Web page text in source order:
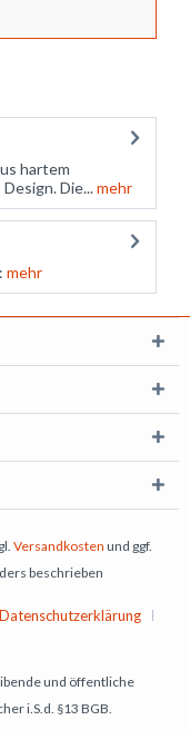
hartem
Die...mehr
mehr
Versandkosten und ggf.
beschrieben
Datenschutzerklärung
und öffentliche
i.S.d. §13 BGB.